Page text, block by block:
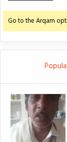
Go to the Arqam